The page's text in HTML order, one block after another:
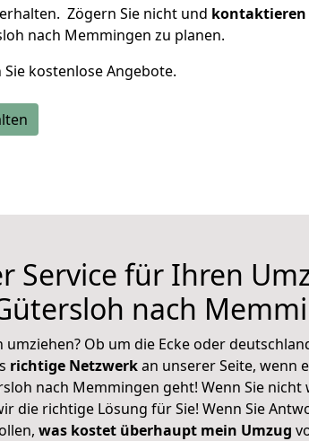
Zögern Sie nicht und kontaktieren
nach Memmingen zu planen.
kostenlose Angebote.
Service für Ihren
nach
umziehen? Ob um die Ecke oder
richtige Netzwerkan unserer Seite, wenn
nach Memmingen geht! Wenn Sie nicht
die richtige Lösung für Sie! Wenn Sie
was kostet überhaupt mein Umzug